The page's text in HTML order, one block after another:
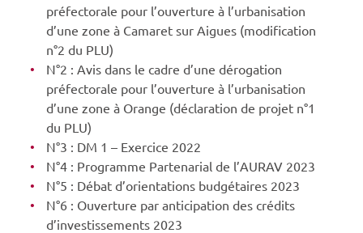
préfectorale pour l’ouverture à l’urbanisation
d’une zone à Camaret sur Aigues (modification
n°2 du PLU)
N°2 : Avis dans le cadre d’une dérogation
préfectorale pour l’ouverture à l’urbanisation
d’une zone à Orange (déclaration de projet n°1
du PLU)
N°3 : DM 1 – Exercice 2022
N°4 : Programme Partenarial de l’AURAV 2023
N°5 : Débat d’orientations budgétaires 2023
N°6 : Ouverture par anticipation des crédits
d’investissements 2023